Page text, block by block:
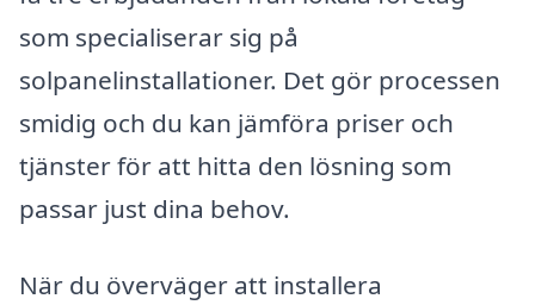
som specialiserar sig på
solpanelinstallationer. Det gör processen
smidig och du kan jämföra priser och
tjänster för att hitta den lösning som
passar just dina behov.
När du överväger att installera